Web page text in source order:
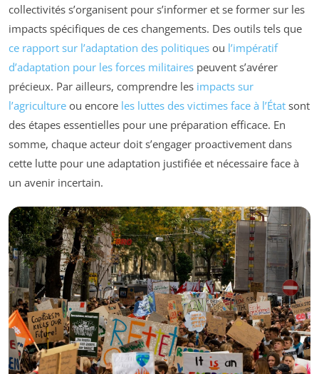
collectivités s’organisent pour s’informer et se former sur les
impacts spécifiques de ces changements. Des outils tels que
ce rapport sur l’adaptation des politiques ou l’impératif
d’adaptation pour les forces militaires peuvent s’avérer
précieux. Par ailleurs, comprendre les impacts sur
l’agriculture ou encore les luttes des victimes face à l’État sont
des étapes essentielles pour une préparation efficace. En
somme, chaque acteur doit s’engager proactivement dans
cette lutte pour une adaptation justifiée et nécessaire face à
un avenir incertain.